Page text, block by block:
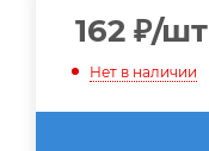
162 ₽/шт
Нет в наличии